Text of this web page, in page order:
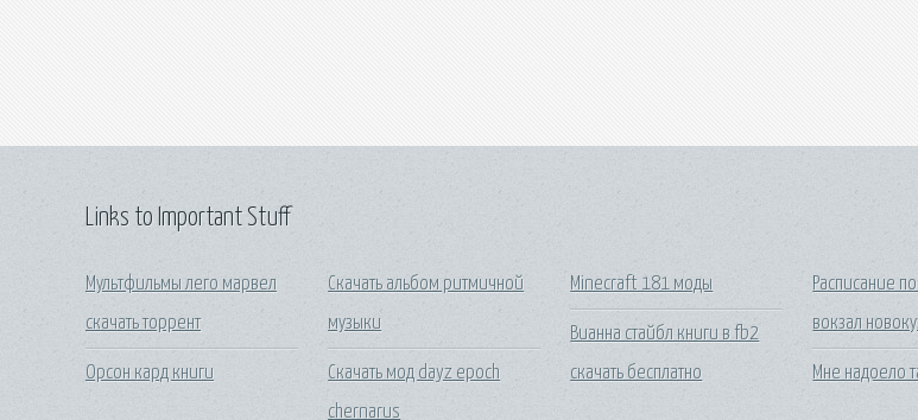
Links to Important Stuff
Мультфильмы лего марвел
скачать торрент
Орсон кард книги
Скачать альбом ритмичной
музыки
Скачать мод dayz epoch
chernarus
Minecraft 181 моды
Вианна стайбл книги в fb2
скачать бесплатно
Расписание
вокзал
Мне надоело